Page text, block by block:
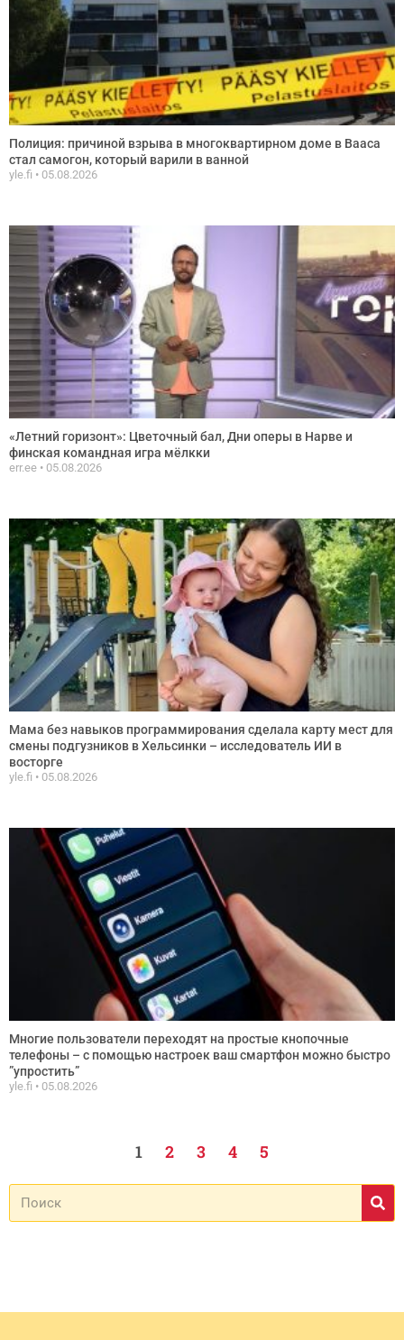
Полиция: причиной взрыва в многоквартирном доме в Вааса
стал самогон, который варили в ванной
yle.fi 05.08.2026
«Летний горизонт»: Цветочный бал, Дни оперы в Нарве и
финская командная игра мёлкки
err.ee 05.08.2026
Мама без навыков программирования сделала карту мест для
смены подгузников в Хельсинки – исследователь ИИ в
восторге
yle.fi 05.08.2026
Многие пользователи переходят на простые кнопочные
телефоны – с помощью настроек ваш смартфон можно быстро
”упростить”
yle.fi 05.08.2026
1 2 3 4 5